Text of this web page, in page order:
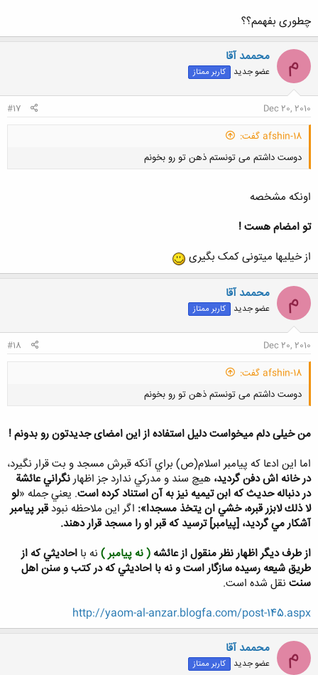
کلیک کنید تا باز شود...
چطوری بفهمم؟؟
م محممد آقا
عضو جدید کاربر ممتاز
Dec 20, 2010
#17
afshin-18 گفت:
دوست داشتم می تونستم ذهن تو رو بخونم
کلیک کنید تا باز شود...
اونکه مشخصه
تو امضام هست !
از خیلیها میتونی کمک بگیری
م محممد آقا
عضو جدید کاربر ممتاز
Dec 20, 2010
#18
afshin-18 گفت:
دوست داشتم می تونستم ذهن تو رو بخونم
کلیک کنید تا باز شود...
من خیلی دلم میخواست دلیل استفاده از این امضای جدیدتون رو بدونم !
اما اين ادعا كه پيامبر اسلام(ص) براي آنكه قبرش مسجد و بت قرار نگيرد،
در خانه اش دفن گرديد، هيچ سند و مدركي ندارد جز اظهارنگراني عائشة
در دنباله حديث كه ابن تيميه نيز به آن استناد كرده است. يعني جمله «لو
لا ذلك لابزر قبره، خشي ان يتخذ مسجدا»: اگر اين ملاحظه نبود قبر پيامبر
آشكار مي گرديد، [پيامبر] ترسيد كه قبر او را مسجد قرار دهند.
از طرف ديگر اظهار نظر منقول از عائشه ( نه پیامبر ) نه با احاديثي كه از
طريق شيعه رسيده سازگار است و نه با احاديثي كه در كتب و سنن اهل
سنت نقل شده است.
http://yaom-al-anzar.blogfa.com/post-145.aspx
م محممد آقا
عضو جدید کاربر ممتاز